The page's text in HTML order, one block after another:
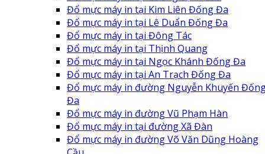
Đổ mực máy in tại Kim Liên Đống Đa
Đổ mực máy in tại Lê Duẩn Đống Đa
Đổ mực máy in tại Đông Tác
Đổ mực máy in tại Thịnh Quang
Đổ mực máy in tại Ngọc Khánh Đống Đa
Đổ mực máy in tại An Trạch Đống Đa
Đổ mực máy in đường Nguyễn Khuyến
Đa
Đổ mực máy in đường Vũ Phạm Hàn
Đổ mực máy in tại đường Xã Đàn
Đổ mực máy in đường Võ Văn Dũng Hoàng